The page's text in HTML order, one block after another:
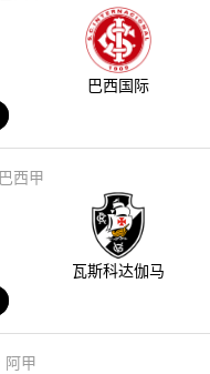
巴西国际
巴西甲
瓦斯科达伽马
阿甲